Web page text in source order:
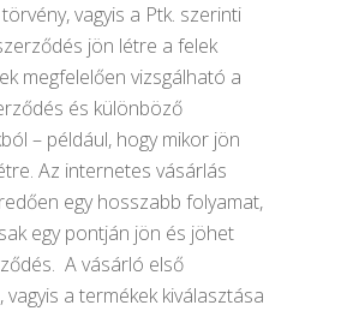
vagyis a Ptk. szerinti
jön létre a felek
megfelelően vizsgálható a
és különböző
– például, hogy mikor jön
Az internetes vásárlás
egy hosszabb folyamat,
egy pontján jön és jöhet
A vásárló első
a termékek kiválasztása